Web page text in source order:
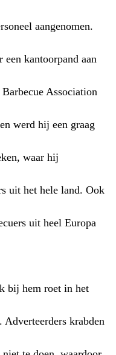
aangenomen.
kantoorpand aan
Association
werd hij een graag
waar hij
uit het hele land. Ook
uit heel Europa
bij hem roet in het
Adverteerders krabden